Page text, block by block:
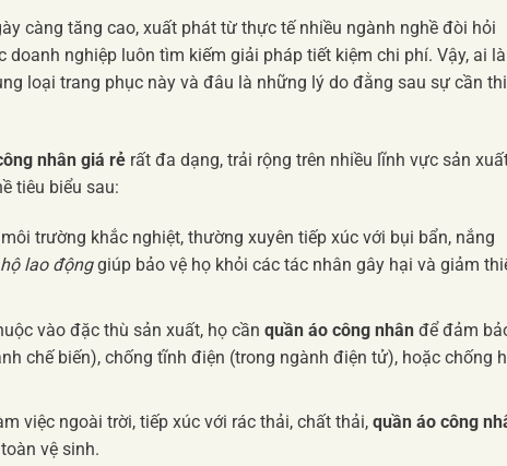
càng tăng cao, xuất phát từ thực tế nhiều ngành nghề đòi hỏi
nghiệp luôn tìm kiếm giải pháp tiết kiệm chi phí. Vậy, ai là
loại trang phục này và đâu là những lý do đằng sau sự cần
nhân giá rẻ rất đa dạng, trải rộng trên nhiều lĩnh vực sản
tiêu biểu sau:
trường khắc nghiệt, thường xuyên tiếp xúc với bụi bẩn, nắng
lao độnggiúp bảo vệ họ khỏi các tác nhân gây hại và giảm
vào đặc thù sản xuất, họ cần quần áo công nhânđể đảm
chế biến), chống tĩnh điện (trong ngành điện tử), hoặc chống
việc ngoài trời, tiếp xúc với rác thải, chất thải, quần áo công
vệ sinh.